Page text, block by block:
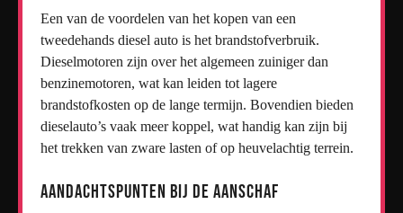
Een van de voordelen van het kopen van een
tweedehands diesel auto is het brandstofverbruik.
Dieselmotoren zijn over het algemeen zuiniger dan
benzinemotoren, wat kan leiden tot lagere
brandstofkosten op de lange termijn. Bovendien bieden
dieselauto’s vaak meer koppel, wat handig kan zijn bij
het trekken van zware lasten of op heuvelachtig terrein.
Aandachtspunten bij de aanschaf